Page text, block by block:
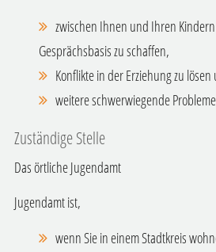
zwischen Ihnen und Ihren
Gesprächsbasis zu schaffen,
Konflikte in der Erziehung zu lösen
weitere schwerwiegende
Zuständige Stelle
Das örtliche Jugendamt
Jugendamt ist,
wenn Sie in einem Stadtkreis